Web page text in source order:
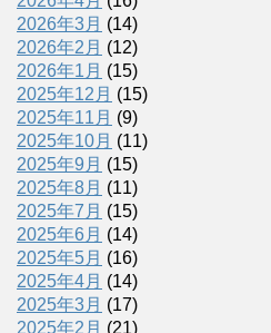
2026年3月 (14)
2026年2月 (12)
2026年1月 (15)
2025年12月 (15)
2025年11月 (9)
2025年10月 (11)
2025年9月 (15)
2025年8月 (11)
2025年7月 (15)
2025年6月 (14)
2025年5月 (16)
2025年4月 (14)
2025年3月 (17)
2025年2月 (21)